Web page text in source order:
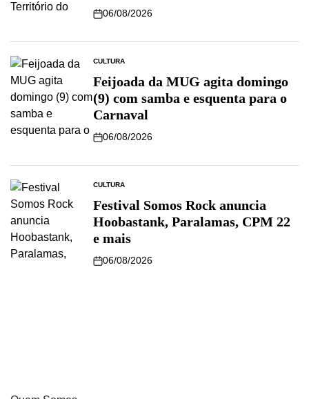
06/08/2026
CULTURA
Feijoada da MUG agita domingo
(9) com samba e esquenta para o
Carnaval
06/08/2026
CULTURA
Festival Somos Rock anuncia
Hoobastank, Paralamas, CPM 22
e mais
06/08/2026